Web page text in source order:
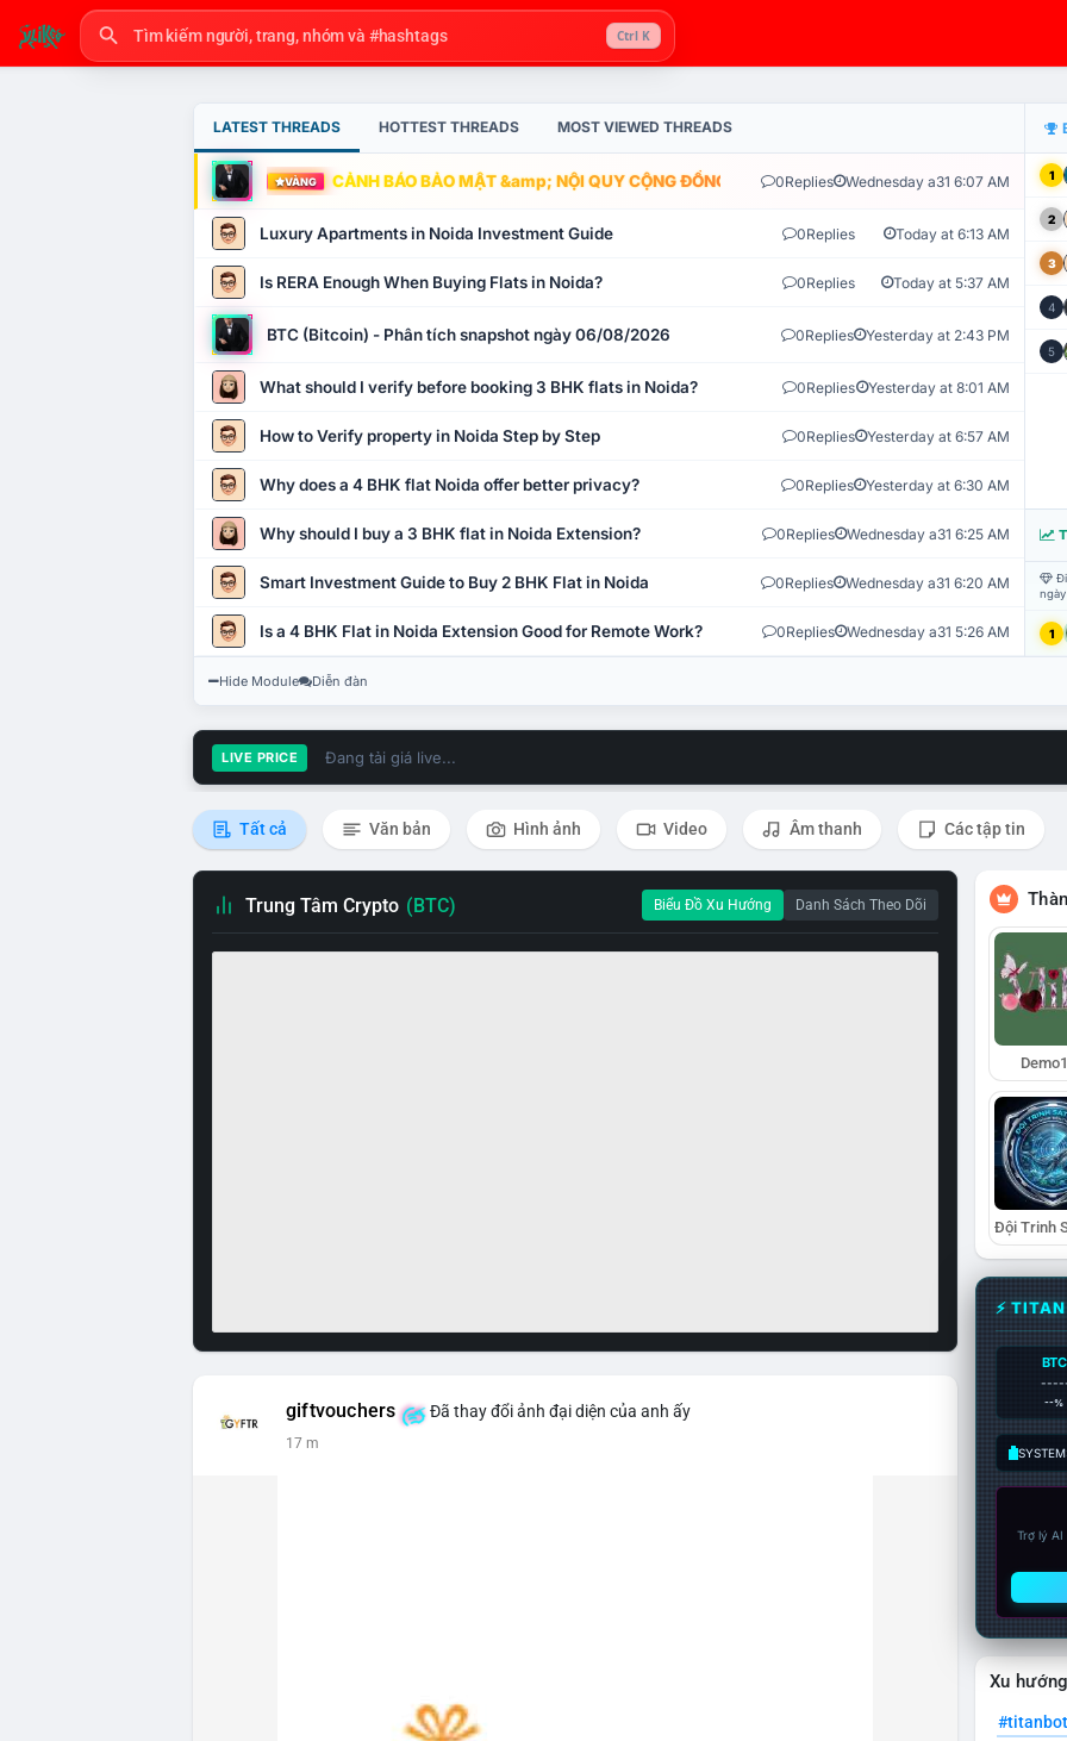
Ctrl K
LATEST THREADS HOTTEST THREADS MOST VIEWED THREADS
VÀNG CẢNH BÁO BẢO MẬT &amp; NỘI QUY CỘNG ĐỒNG VLIKE.VN: HỆ THỐNG GIÁM SÁT TỰ
0Replies Wednesday a31 6:07 AM
Luxury Apartments in Noida Investment Guide 0Replies Today at 6:13 AM
Is RERA Enough When Buying Flats in Noida? 0Replies Today at 5:37 AM
BTC (Bitcoin) - Phân tích snapshot ngày 06/08/2026 0Replies Yesterday at 2:43 PM
What should I verify before booking 3 BHK flats in Noida? 0Replies Yesterday at 8:01 AM
How to Verify property in Noida Step by Step 0Replies Yesterday at 6:57 AM
Why does a 4 BHK flat Noida offer better privacy? 0Replies Yesterday at 6:30 AM
Why should I buy a 3 BHK flat in Noida Extension? 0Replies Wednesday a31 6:25 AM
Smart Investment Guide to Buy 2 BHK Flat in Noida 0Replies Wednesday a31 6:20 AM
Is a 4 BHK Flat in Noida Extension Good for Remote Work? 0Replies Wednesday a31 5:26 AM
1
2
3
4
5
1
Hide Module Diễn đàn
LIVE PRICE Đang tải giá live...
Tất cả Văn bản Hình ảnh Video Âm thanh Các tập tin
Trung Tâm Crypto (BTC) Biểu Đồ Xu Hướng Danh Sách Theo Dõi
giftvouchers Đã thay đổi ảnh đại diện của anh ấy
17 m
⚡
BTC
--%
Trợ lý
Xu
#titanbot